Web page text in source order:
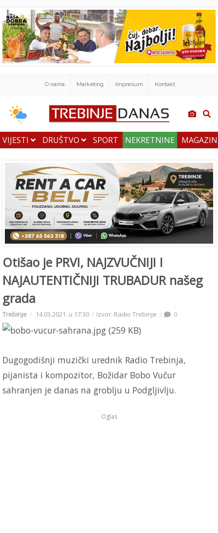
O nama Marketing Impresum Kontakt
VIJESTI DRUŠTVO SPORT NEKRETNINE
Otišao je PRVI, NAJZVUČNIJI I
NAJAUTENTIČNIJI TRUBADUR našeg
grada
Trebinje 14.03.2021. u 17:30 Izvor: Radio Trebinje 0
Dugogodišnji muzički urednik Radio Trebinja,
pijanista i kompozitor, Božidar Bobo Vučur
sahranjen je danas na groblju u Podgljivlju.
Oglas